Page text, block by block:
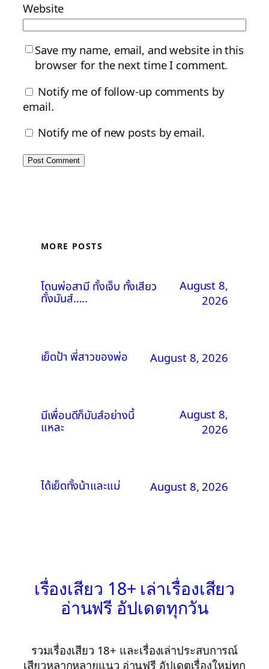
Website
Save my name, email, and website in this
browser for the next time I comment.
Notify me of follow-up comments by
email.
Notify me of new posts by email.
MORE POSTS
โดนพ่อสามี ทั้งเจ็บ ทั้งเสียว
ทั้งมันส์…..
August 8,
2026
เย็ดป้า พี่สาวของพ่อ August 8, 2026
มีเพื่อนดีก็มันส์อย่างนี้
แหละ
August 8,
2026
ได้เย็ดทั้งน้าและแม่ August 8, 2026
เรื่องเสียว 18+ เล่าเรื่องเสียว
อ่านฟรี อัปเดตทุกวัน
รวมเรื่องเสียว 18+ และเรื่องเล่าประสบการณ์
เสียวหลากหลายแนว อ่านฟรี อัปเดตเรื่องใหม่ทุก